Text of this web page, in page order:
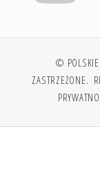
© POLSKIE
ZASTRZEŻONE.